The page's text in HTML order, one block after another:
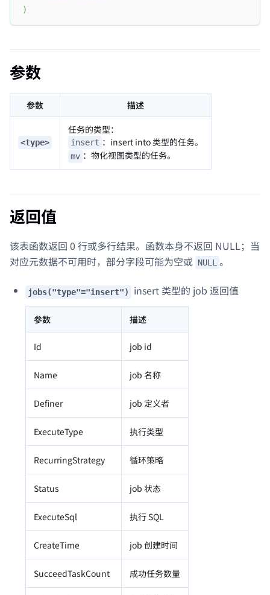
)
参数
参数 描述
<type>
任务的类型：
insert ：insert into 类型的任务。
mv ：物化视图类型的任务。
返回值
该表函数返回 0 行或多行结果。函数本身不返回 NULL；当
对应元数据不可用时，部分字段可能为空或 NULL 。
jobs("type"="insert") insert 类型的 job 返回值
参数 描述
Id job id
Name job 名称
Definer job 定义者
ExecuteType 执行类型
RecurringStrategy 循环策略
Status job 状态
ExecuteSql 执行 SQL
CreateTime job 创建时间
SucceedTaskCount 成功任务数量